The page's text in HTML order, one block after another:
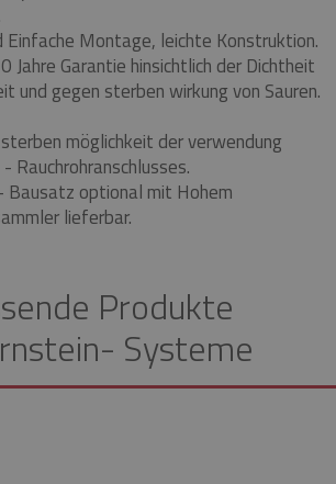
Einfache Montage, leichte Konstruktion.
Jahre Garantie hinsichtlich der Dichtheit
und gegen sterben wirkung von Sauren.
möglichkeit der verwendung
Rauchrohranschlusses.
Bausatz optional mit Hohem
lieferbar.
Produkte
Systeme